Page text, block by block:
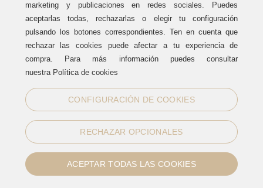
Guía de compra
Formas de pago
Métodos de envío
Área de clientes
Devolución sin problemas
Haz tus compras sin miedo a
equivocarte:
aceptamos devolucionesdurante
15 días.
Sellos de confianza
marketing y publicaciones en redes sociales. Puedes
aceptarlas todas, rechazarlas o elegir tu configuración
pulsando los botones correspondientes. Ten en cuenta que
rechazar las cookies puede afectar a tu experiencia de
compra. Para más información puedes consultar
nuestra Política de cookies
CONFIGURACIÓN DE COOKIES
RECHAZAR OPCIONALES
ACEPTAR TODAS LAS COOKIES